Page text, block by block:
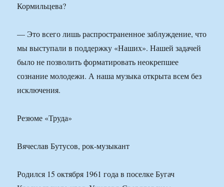
Кормильцева?
— Это всего лишь распространенное заблуждение, что
мы выступали в поддержку «Наших». Нашей задачей
было не позволить форматировать неокрепшее
сознание молодежи. А наша музыка открыта всем без
исключения.
Резюме «Труда»
Вячеслав Бутусов, рок-музыкант
Родился 15 октября 1961 года в поселке Бугач